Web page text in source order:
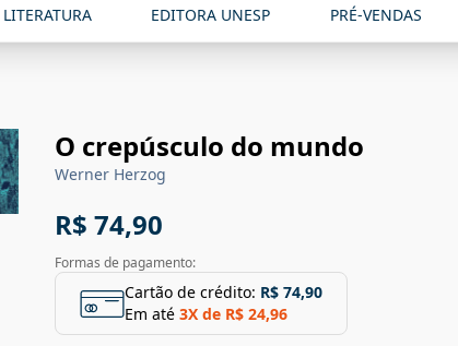
LITERATURA EDITORA UNESP PRÉ-VENDAS
O crepúsculo do mundo
Werner Herzog
R$ 74,90
Formas de pagamento:
Cartão de crédito: R$ 74,90
Em até 3X de R$ 24,96